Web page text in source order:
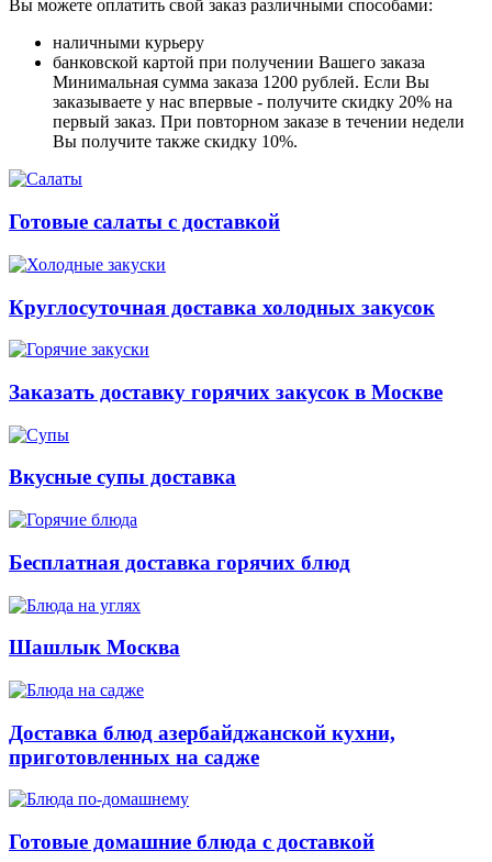
Вы можете оплатить свой заказ различными способами:
наличными курьеру
банковской картой при получении Вашего заказа
Минимальная сумма заказа 1200 рублей. Если Вы
заказываете у нас впервые - получите скидку 20% на
первый заказ. При повторном заказе в течении недели
Вы получите также скидку 10%.
Готовые салаты с доставкой
Круглосуточная доставка холодных закусок
Заказать доставку горячих закусок в Москве
Вкусные супы доставка
Бесплатная доставка горячих блюд
Шашлык Москва
Доставка блюд азербайджанской кухни,
приготовленных на садже
Готовые домашние блюда с доставкой